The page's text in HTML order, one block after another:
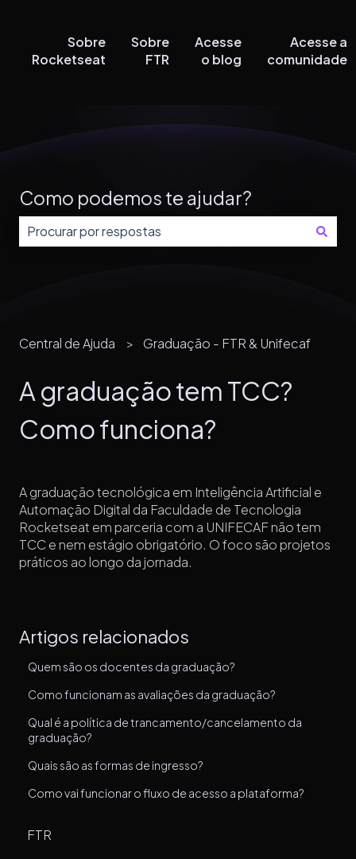
Sobre
Rocketseat
Sobre
FTR
Acesse
o blog
Acesse a
comunidade
Como podemos te ajudar?
Central de Ajuda Graduação - FTR & Unifecaf
A graduação tem TCC?
Como funciona?
A graduação tecnológica em Inteligência Artificial e
Automação Digital da Faculdade de Tecnologia
Rocketseat em parceria com a UNIFECAF não tem
TCC e nem estágio obrigatório. O foco são projetos
práticos ao longo da jornada.
Artigos relacionados
Quem são os docentes da graduação?
Como funcionam as avaliações da graduação?
Qual é a política de trancamento/cancelamento da
graduação?
Quais são as formas de ingresso?
Como vai funcionar o fluxo de acesso a plataforma?
FTR